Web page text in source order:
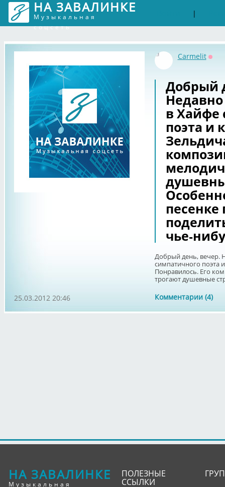
НА ЗАВАЛИНКЕ
Музыкальная
соцсеть
|
Carmelit
Добрый
в Хайфе
поэта и
песенке
чье-
Добрый день, вечер.
симпатичного поэта
Понравилось. Его
трогают душевные
Комментарии (4)
25.03.2012 20:46
НА ЗАВАЛИНКЕ
Музыкальная
ПОЛЕЗНЫЕ
ССЫЛКИ